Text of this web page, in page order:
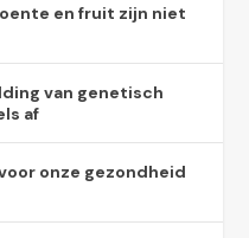
en fruit zijn niet
van genetisch
af
onze gezondheid